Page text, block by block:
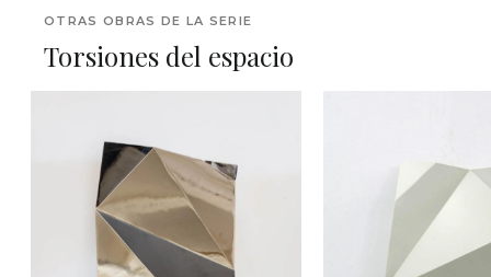
OTRAS OBRAS DE LA SERIE
Torsiones del espacio